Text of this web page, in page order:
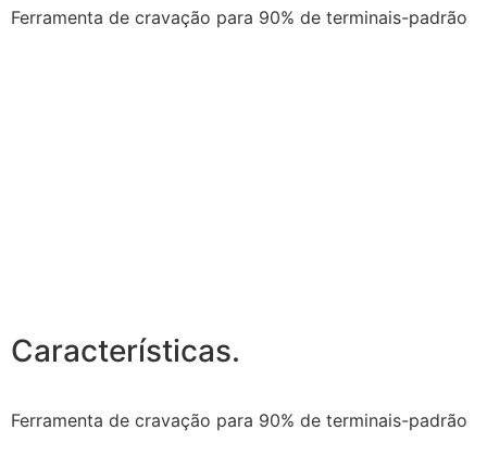
Ferramenta de cravação para 90% de terminais-padrão
Características.
Ferramenta de cravação para 90% de terminais-padrão